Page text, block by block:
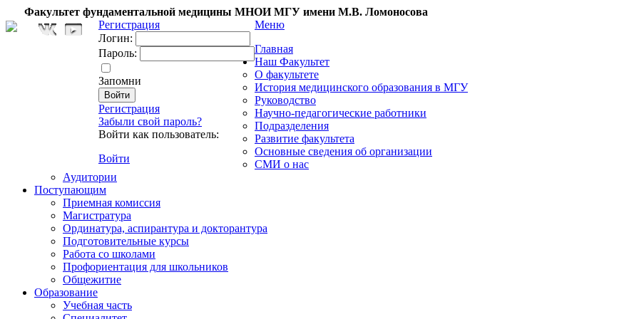
Факультет фундаментальной медицины МНОИ МГУ имени М.В. Ломоносова
Регистрация
Логин:
Пароль:
Запомни
Регистрация
Забыли свой пароль?
Войти как пользователь:
Войти
Меню
Главная
Наш Факультет
О факультете
История медицинского образования в МГУ
Руководство
Научно-педагогические работники
Подразделения
Развитие факультета
Основные сведения об организации
СМИ о нас
Аудитории
Поступающим
Приемная комиссия
Магистратура
Ординатура, аспирантура и докторантура
Подготовительные курсы
Работа со школами
Профориентация для школьников
Общежитие
Образование
Учебная часть